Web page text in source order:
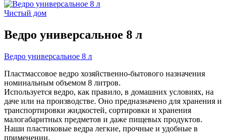
Чистый дом
Ведро универсальное 8 л
Ведро универсальное 8 л
Пластмассовое ведро хозяйственно-бытового назначения
номинальным объемом 8 литров.
Используется ведро, как правило, в домашних условиях, на
даче или на производстве. Оно предназначено для хранения и
транспортировки жидкостей, сортировки и хранения
малогабаритных предметов и даже пищевых продуктов.
Наши пластиковые ведра легкие, прочные и удобные в
применении.